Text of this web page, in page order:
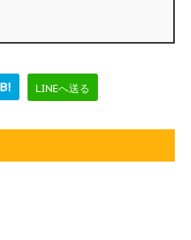
B! LINEへ送る